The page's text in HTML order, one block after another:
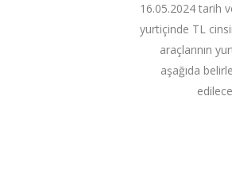
16.05.2024 tarih
yurtiçinde TL
araçlarının
aşağıda